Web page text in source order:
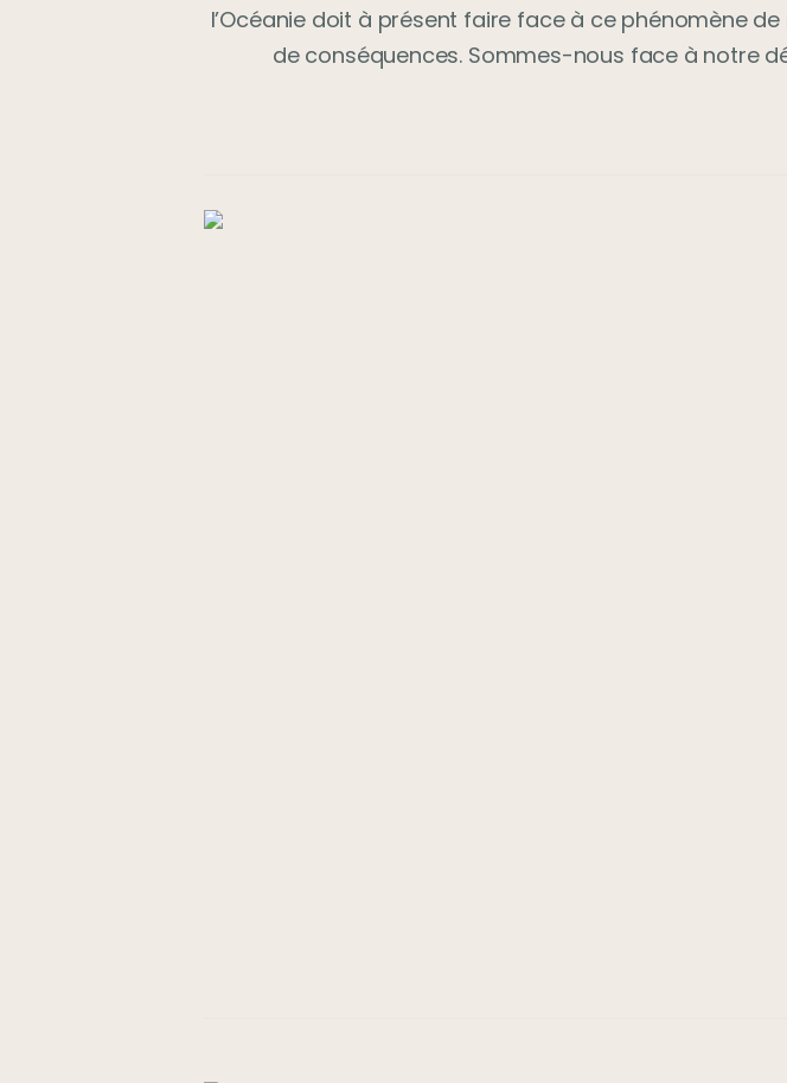
l’Océanie doit à présent faire face à ce phénomène
de conséquences. Sommes-nous face à notre